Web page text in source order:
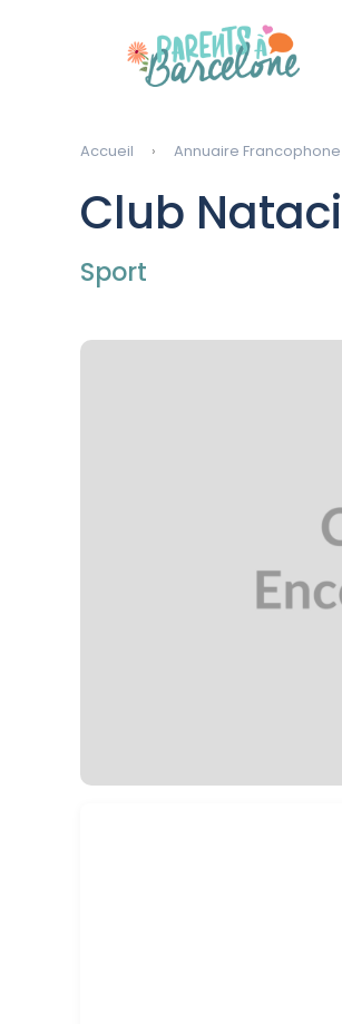
Accueil Annuaire Francophone
Club
Sport